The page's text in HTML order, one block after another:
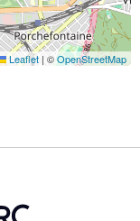
Leaflet | ©OpenStreetMap